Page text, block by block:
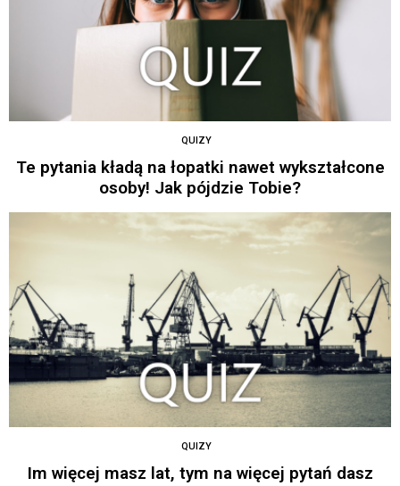
QUIZY
Te pytania kładą na łopatki nawet wykształcone
osoby! Jak pójdzie Tobie?
QUIZY
Im więcej masz lat, tym na więcej pytań dasz